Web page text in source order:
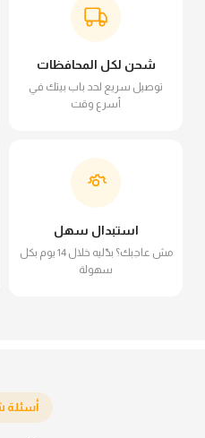
شحن لكل المحافظات
توصيل سريع لحد باب بيتك في
أسرع وقت
استبدال سهل
مش عاجبك؟ بدّليه خلال 14 يوم بكل
سهولة
أسئلة